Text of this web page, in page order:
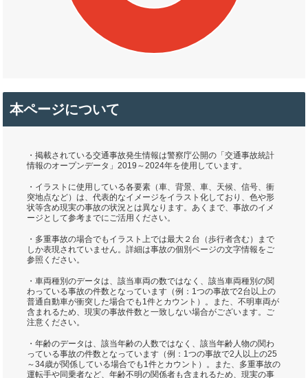
本ページについて
・掲載されている交通事故発生情報は警察庁公開の「交通事故統計
情報のオープンデータ」2019～2024年を使用しています。
・イラストに使用している各要素（車、背景、車、天候、信号、衝
突地点など）は、代表的なイメージをイラスト化しており、色や形
状等含め現実の事故の状況とは異なります。あくまで、事故のイメ
ージとして参考までにご活用ください。
・多重事故の場合でもイラスト上では最大２台（歩行者含む）まで
しか表現されていません。詳細は事故の個別ページの文字情報をご
参照ください。
・車両種別のデータは、該当車両の数ではなく、該当車両種別の関
わっている事故の件数となっています（例：1つの事故で2台以上の
普通自動車が衝突した場合でも1件とカウント）。また、不明車両が
含まれるため、現実の事故件数と一致しない場合がございます。ご
注意ください。
・年齢のデータは、該当年齢の人数ではなく、該当年齢人物の関わ
っている事故の件数となっています（例：1つの事故で2人以上の25
～34歳が関係している場合でも1件とカウント）。また、多重事故の
運転手や同乗者など、年齢不明の関係者も含まれるため、現実の事